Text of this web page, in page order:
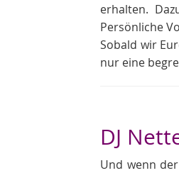
erhalten.
Persönliche
Sobald wir
nur eine
DJ
Und wenn